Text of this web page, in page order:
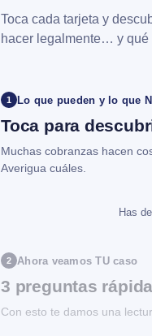
Toca cada tarjeta y
hacer legalmente… y qué
1 Lo que pueden y lo que
Toca para
Muchas cobranzas hacen
Averigua cuáles.
Has
2 Ahora veamos TU caso
3 preguntas
Con esto te damos una